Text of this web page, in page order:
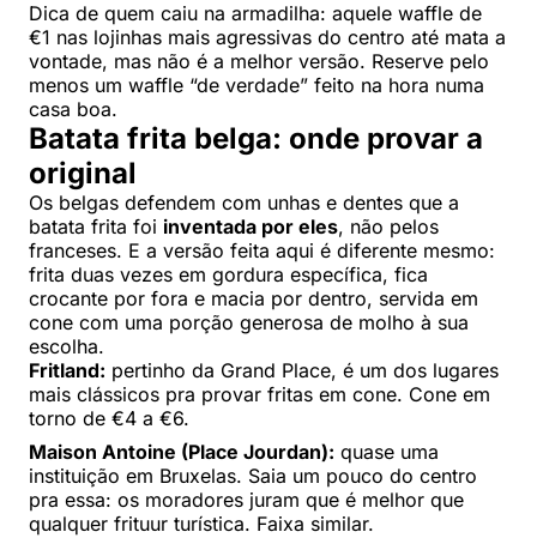
Dica de quem caiu na armadilha: aquele waffle de
€1 nas lojinhas mais agressivas do centro até mata a
vontade, mas não é a melhor versão. Reserve pelo
menos um waffle “de verdade” feito na hora numa
casa boa.
Batata frita belga: onde provar a
original
Os belgas defendem com unhas e dentes que a
batata frita foi inventada por eles, não pelos
franceses. E a versão feita aqui é diferente mesmo:
frita duas vezes em gordura específica, fica
crocante por fora e macia por dentro, servida em
cone com uma porção generosa de molho à sua
escolha.
Fritland: pertinho da Grand Place, é um dos lugares
mais clássicos pra provar fritas em cone. Cone em
torno de €4 a €6.
Maison Antoine (Place Jourdan): quase uma
instituição em Bruxelas. Saia um pouco do centro
pra essa: os moradores juram que é melhor que
qualquer frituur turística. Faixa similar.